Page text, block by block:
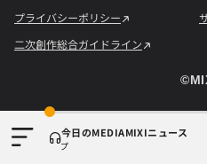
今日のMEDIAMIXIニュース
インナップ
プライバシーポリシー
二次創作総合ガイドライン